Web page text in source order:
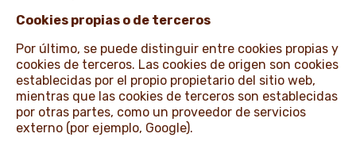
Cookies propias o de terceros
Por último, se puede distinguir entre cookies propias y
cookies de terceros. Las cookies de origen son cookies
establecidas por el propio propietario del sitio web,
mientras que las cookies de terceros son establecidas
por otras partes, como un proveedor de servicios
externo (por ejemplo, Google).